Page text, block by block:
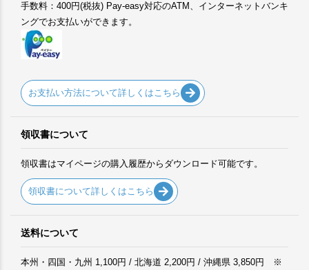
手数料：400円(税抜) Pay-easy対応のATM、インターネットバンキ
ングでお支払いができます。
お支払い方法について詳しくはこちら
領収書について
領収書はマイページの購入履歴からダウンロード可能です。
領収書について詳しくはこちら
送料について
本州・四国・九州 1,100円 / 北海道 2,200円 / 沖縄県 3,850円 ※